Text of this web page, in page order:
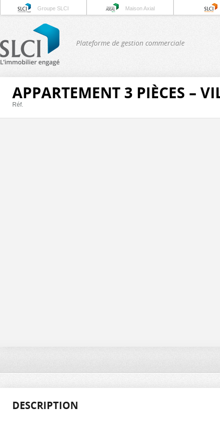
Groupe SLCI Maison Axial
Plateforme de gestion commerciale
APPARTEMENT 3 PIÈCES –
Réf.
DESCRIPTION